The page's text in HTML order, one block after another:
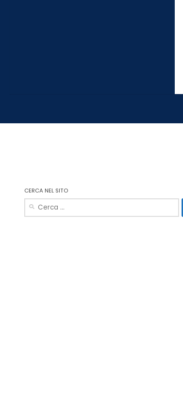
CERCA NEL SITO
Ricerca
per: